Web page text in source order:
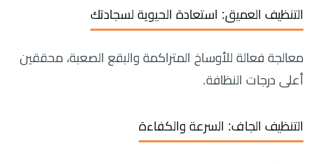
التنظيف العميق: استعادة الحيوية لسجادتك
معالجة فعالة للأوساخ المتراكمة والبقع الصعبة، محققين
أعلى درجات النظافة.
التنظيف الجاف: السرعة والكفاءة